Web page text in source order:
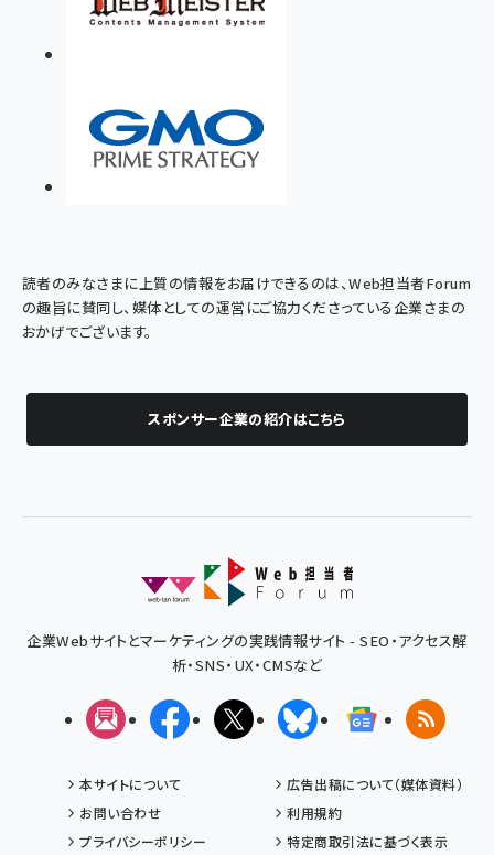
読者のみなさまに上質の情報をお届けできるのは、Web担当者Forum
の趣旨に賛同し、媒体としての運営にご協力くださっている企業さまの
おかげでございます。
スポンサー企業の紹介はこちら
企業Webサイトとマーケティングの実践情報サイト - SEO・アクセス解
析・SNS・UX・CMSなど
メルマガFacebookX(エックス)BlueskyGoogleニュ
RSS
本サイトについて
広告出稿について（媒体資料）
お問い合わせ
利用規約
プライバシーポリシー
特定商取引法に基づく表示